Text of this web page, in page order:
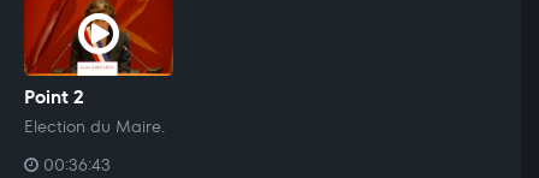
Point 2
Election du Maire.
00:36:43